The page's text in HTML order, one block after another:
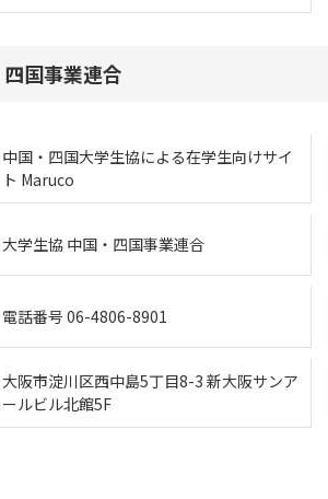
国事業連合
中国・四国大学生協による在学生向けサイ
ト Maruco
大学生協 中国・四国事業連合
電話番号 06-4806-8901
大阪市淀川区西中島5丁目8-3 新大阪サンア
ールビル北館5F